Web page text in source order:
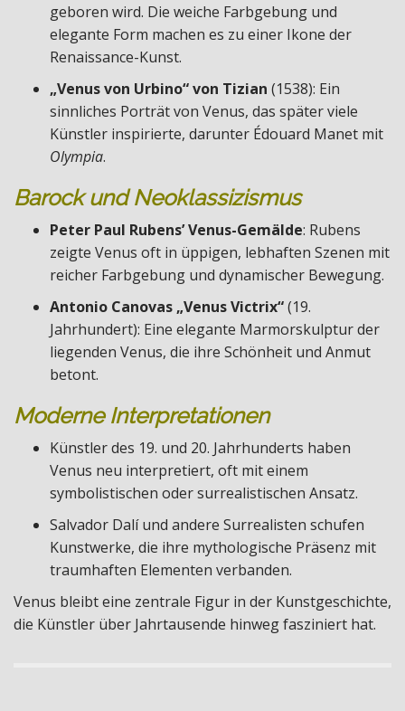
geboren wird. Die weiche Farbgebung und
elegante Form machen es zu einer Ikone der
Renaissance-Kunst.
„Venus von Urbino“ von Tizian (1538): Ein
sinnliches Porträt von Venus, das später viele
Künstler inspirierte, darunter Édouard Manet mit
Olympia.
Barock und Neoklassizismus
Peter Paul Rubens’ Venus-Gemälde: Rubens
zeigte Venus oft in üppigen, lebhaften Szenen mit
reicher Farbgebung und dynamischer Bewegung.
Antonio Canovas „Venus Victrix“(19.
Jahrhundert): Eine elegante Marmorskulptur der
liegenden Venus, die ihre Schönheit und Anmut
betont.
Moderne Interpretationen
Künstler des 19. und 20. Jahrhunderts haben
Venus neu interpretiert, oft mit einem
symbolistischen oder surrealistischen Ansatz.
Salvador Dalí und andere Surrealisten schufen
Kunstwerke, die ihre mythologische Präsenz mit
traumhaften Elementen verbanden.
Venus bleibt eine zentrale Figur in der Kunstgeschichte,
die Künstler über Jahrtausende hinweg fasziniert hat.